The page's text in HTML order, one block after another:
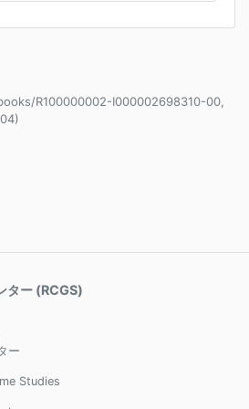
R100000002-I000002698310-00,
ター (RCGS)
ー
Studies